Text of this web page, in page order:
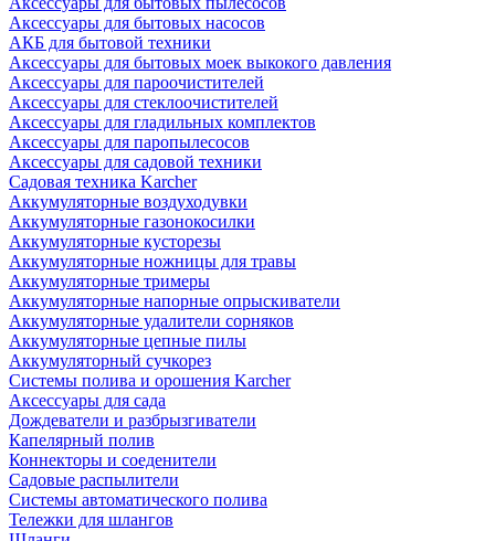
Аксессуары для бытовых насосов
АКБ для бытовой техники
Аксессуары для бытовых моек выкокого давления
Аксессуары для пароочистителей
Аксессуары для стеклоочистителей
Аксессуары для гладильных комплектов
Аксессуары для паропылесосов
Аксессуары для садовой техники
Садовая техника Karcher
Аккумуляторные воздуходувки
Аккумуляторные газонокосилки
Аккумуляторные кусторезы
Аккумуляторные ножницы для травы
Аккумуляторные тримеры
Аккумуляторные напорные опрыскиватели
Аккумуляторные удалители сорняков
Аккумуляторные цепные пилы
Аккумуляторный сучкорез
Системы полива и орошения Karcher
Аксессуары для сада
Дождеватели и разбрызгиватели
Капелярный полив
Коннекторы и соеденители
Садовые распылители
Системы автоматического полива
Тележки для шлангов